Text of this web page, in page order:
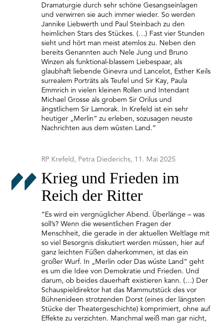
Dramaturgie durch sehr schöne Gesangseinlagen
und verwirren sie auch immer wieder. So werden
Jannike Liebwerth und Paul Steinbach zu den
heimlichen Stars des Stückes. (…) Fast vier Stunden
sieht und hört man meist atemlos zu. Neben den
bereits Genannten auch Nele Jung und Bruno
Winzen als funktional-blassem Liebespaar, als
glaubhaft liebende Ginevra und Lancelot, Esther Keils
surrealem Porträts als Teufel und Sir Kay, Paula
Emmrich in vielen kleinen Rollen und Intendant
Michael Grosse als grobem Sir Orilus und
ängstlichem Sir Lamorak. In Krefeld ist ein sehr
heutiger „Merlin“ zu erleben, sozusagen neuste
Nachrichten aus dem wüsten Land.”
RP Krefeld, Petra Diederichs, 11. Mai 2025
Krieg und Frieden im
Reich der Ritter
“Es wird ein vergnüglicher Abend. Überlänge – was
soll’s? Wenn die wesentlichen Fragen der
Menschheit, die gerade in der aktuellen Weltlage mit
so viel Besorgnis diskutiert werden müssen, hier auf
ganz leichten Füßen daherkommen, ist das ein
großer Wurf. In „Merlin oder Das wüste Land“ geht
es um die Idee von Demokratie und Frieden. Und
darum, ob beides dauerhaft existieren kann. (…) Der
Schauspieldirektor hat das Mammutstück des vor
Bühnenideen strotzenden Dorst (eines der längsten
Stücke der Theatergeschichte) komprimiert, ohne auf
Effekte zu verzichten. Manchmal weiß man gar nicht,